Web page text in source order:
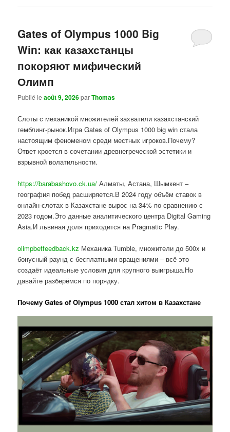
Gates of Olympus 1000 Big
Win: как казахстанцы
покоряют мифический
Олимп
Publié leaoût 9, 2026parThomas
Слоты с механикой множителей захватили казахстанский
гемблинг-рынок.Игра Gates of Olympus 1000 big win стала
настоящим феноменом среди местных игроков.Почему?
Ответ кроется в сочетании древнегреческой эстетики и
взрывной волатильности.
https://barabashovo.ck.ua/ Алматы, Астана, Шымкент –
география побед расширяется.В 2024 году объём ставок в
онлайн-слотах в Казахстане вырос на 34% по сравнению с
2023 годом.Это данные аналитического центра Digital Gaming
Asia.И львиная доля приходится на Pragmatic Play.
olimpbetfeedback.kz Механика Tumble, множители до 500x и
бонусный раунд с бесплатными вращениями – всё это
создаёт идеальные условия для крупного выигрыша.Но
давайте разберёмся по порядку.
Почему Gates of Olympus 1000 стал хитом в Казахстане